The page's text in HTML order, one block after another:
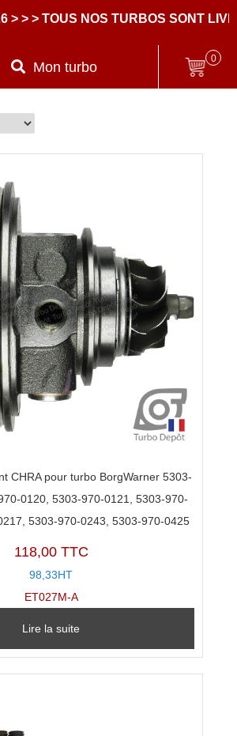
> TOUS NOS TURBOS SONT
Mon turbo
0
CHRA pour turbo BorgWarner 5303-
0120, 5303-970-0121, 5303-970-
5303-970-0243, 5303-970-0425
118,00 TTC
98,33HT
ET027M-A
Lire la suite